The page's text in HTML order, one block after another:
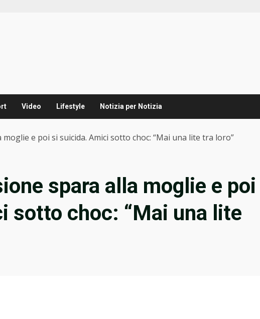
Video Lifestyle Notizia per Notizia
e poi si suicida. Amici sotto choc: “Mai una lite tra loro”
spara alla moglie e poi
sotto choc: “Mai una lite